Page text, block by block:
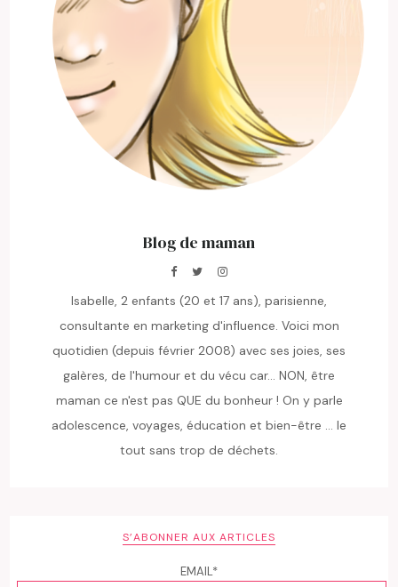
Blog de maman
Isabelle, 2 enfants (20 et 17 ans), parisienne,
consultante en marketing d'influence. Voici mon
quotidien (depuis février 2008) avec ses joies, ses
galères, de l'humour et du vécu car... NON, être
maman ce n'est pas QUE du bonheur ! On y parle
adolescence, voyages, éducation et bien-être ... le
tout sans trop de déchets.
S’ABONNER AUX ARTICLES
EMAIL*